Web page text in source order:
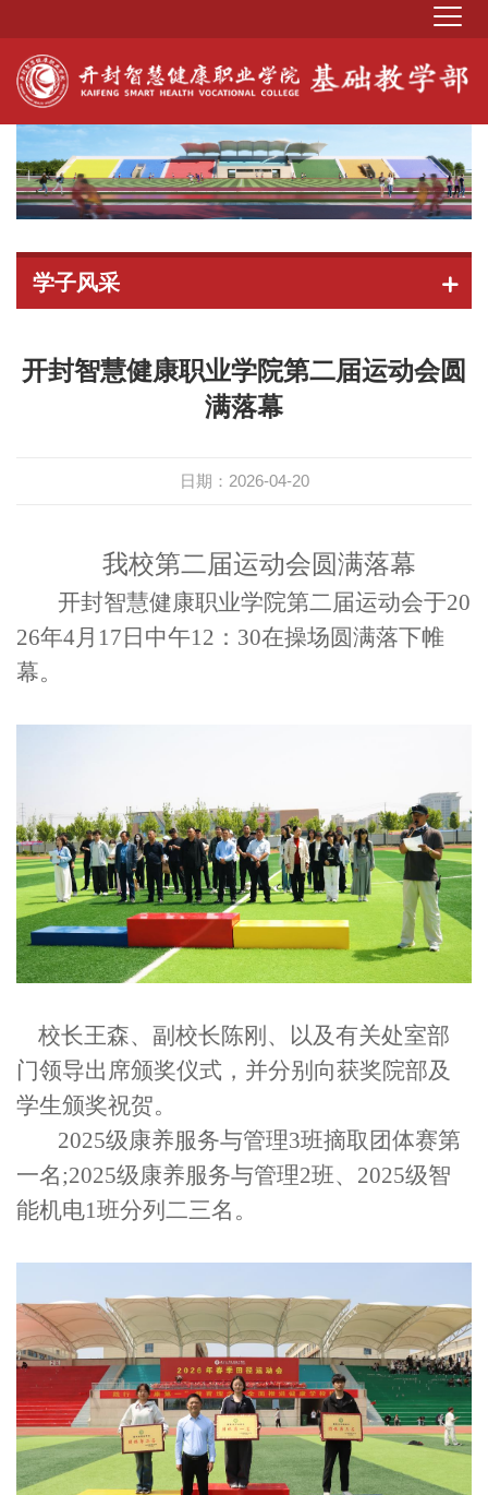
学子风采
开封智慧健康职业学院第二届运动会圆
满落幕
日期：2026-04-20
我校第二届运动会圆满落幕
开封智慧健康职业学院第二届运动会于20
26年4月17日中午12：30在操场圆满落下帷
幕。
校长王森、副校长陈刚、以及有关处室部
门领导出席颁奖仪式，并分别向获奖院部及
学生颁奖祝贺。
2025级康养服务与管理3班摘取团体赛第
一名;2025级康养服务与管理2班、2025级智
能机电1班分列二三名。